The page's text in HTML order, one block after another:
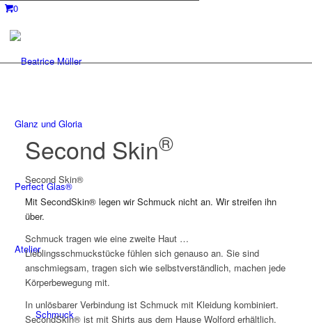
0
Glanz und Gloria
Perfect Glas®
Atelier
Schmuck
Second Skin®
Second Skin®
Mit SecondSkin® legen wir Schmuck nicht an. Wir streifen ihn
über.
Schmuck tragen wie eine zweite Haut …
Lieblingsschmuckstücke fühlen sich genauso an. Sie sind
anschmiegsam, tragen sich wie selbstverständlich, machen jede
Körperbewegung mit.
In unlösbarer Verbindung ist Schmuck mit Kleidung kombiniert.
SecondSkin® ist mit Shirts aus dem Hause Wolford erhältlich.